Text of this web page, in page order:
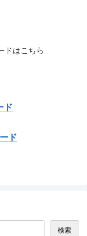
ドはこちら
ド
ド
検索